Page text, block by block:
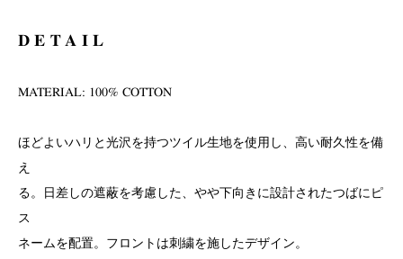
DETAIL
MATERIAL: 100% COTTON
ほどよいハリと光沢を持つツイル生地を使用し、高い耐久性を備
え
る。日差しの遮蔽を考慮した、やや下向きに設計されたつばにピ
ス
ネームを配置。フロントは刺繍を施したデザイン。